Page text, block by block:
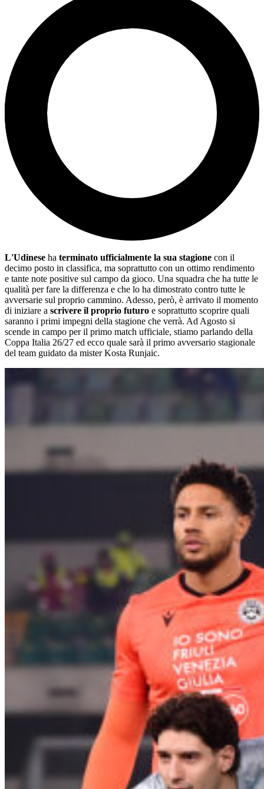
L'Udinese ha terminato ufficialmente la sua stagione con il
decimo posto in classifica, ma soprattutto con un ottimo rendimento
e tante note positive sul campo da gioco. Una squadra che ha tutte le
qualità per fare la differenza e che lo ha dimostrato contro tutte le
avversarie sul proprio cammino. Adesso, però, è arrivato il momento
di iniziare a scrivere il proprio futuro e soprattutto scoprire quali
saranno i primi impegni della stagione che verrà. Ad Agosto si
scende in campo per il primo match ufficiale, stiamo parlando della
Coppa Italia 26/27 ed ecco quale sarà il primo avversario stagionale
del team guidato da mister Kosta Runjaic.